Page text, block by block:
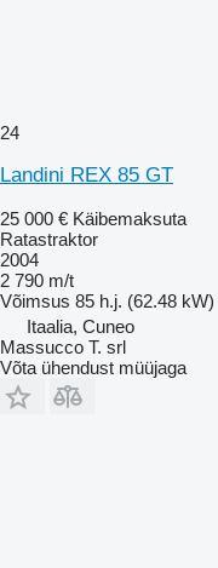
24
Landini REX 85 GT
25 000 € Käibemaksuta
Ratastraktor
2004
2 790 m/t
Võimsus 85 h.j. (62.48 kW)
Itaalia, Cuneo
Massucco T. srl
Võta ühendust müüjaga